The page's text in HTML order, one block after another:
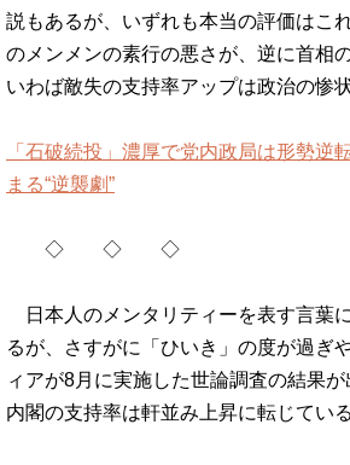
説もあるが、いずれも本当の評価はこ
のメンメンの素行の悪さが、逆に首相
いわば敵失の支持率アップは政治の惨
「石破続投」濃厚で党内政局は形勢
まる“逆襲劇”
◇ ◇ ◇
日本人のメンタリティーを表す言葉
るが、さすがに「ひいき」の度が過ぎ
ィアが8月に実施した世論調査の結果
内閣の支持率は軒並み上昇に転じている